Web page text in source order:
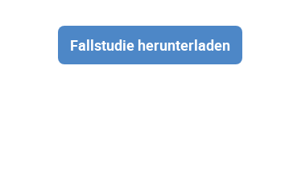
Fallstudie herunterladen